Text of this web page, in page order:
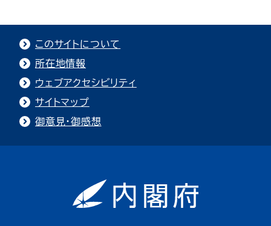
このサイトについて
所在地情報
ウェブアクセシビリティ
サイトマップ
御意見・御感想